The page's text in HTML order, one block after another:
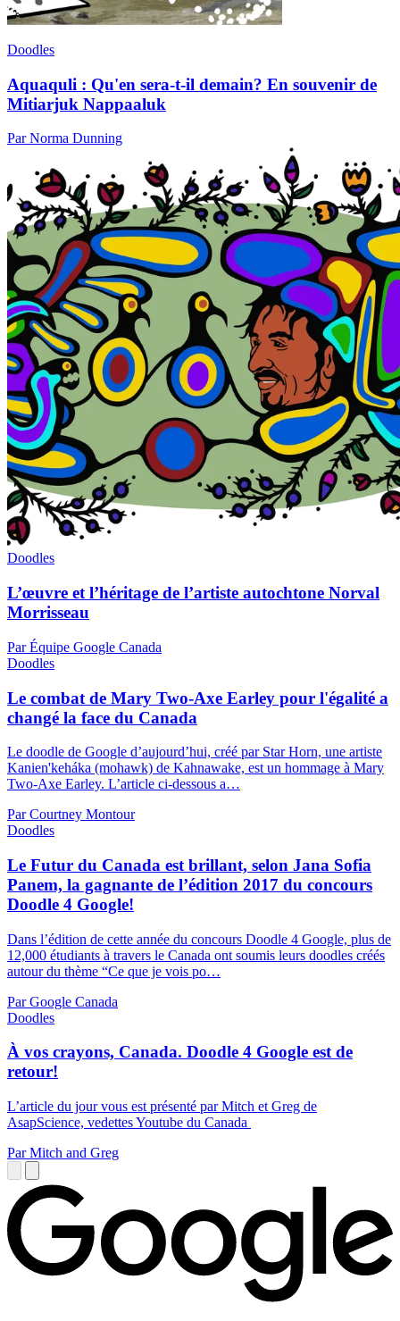
Doodles
Aquaquli : Qu'en sera-t-il demain? En souvenir de
Mitiarjuk Nappaaluk
Par Norma Dunning
Doodles
L’œuvre et l’héritage de l’artiste autochtone Norval
Morrisseau
Par Équipe Google Canada
Doodles
Le combat de Mary Two-Axe Earley pour l'égalité a
changé la face du Canada
Le doodle de Google d’aujourd’hui, créé par Star Horn, une artiste
Kanien'keháka (mohawk) de Kahnawake, est un hommage à Mary
Two-Axe Earley. L’article ci-dessous a…
Par Courtney Montour
Doodles
Le Futur du Canada est brillant, selon Jana Sofia
Panem, la gagnante de l’édition 2017 du concours
Doodle 4 Google!
Dans l’édition de cette année du concours Doodle 4 Google, plus de
12,000 étudiants à travers le Canada ont soumis leurs doodles créés
autour du thème “Ce que je vois po…
Par Google Canada
Doodles
À vos crayons, Canada. Doodle 4 Google est de
retour!
L’article du jour vous est présenté par Mitch et Greg de
AsapScience, vedettes Youtube du Canada
Par Mitch and Greg